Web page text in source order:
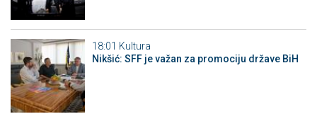
18:01 Kultura
Nikšić: SFF je važan za promociju države BiH